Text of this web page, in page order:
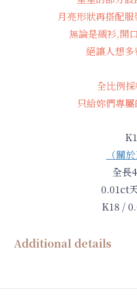
月亮形狀再搭配
無論是襯衫,開
絕讓人想多
全比例
只給妳們專
（關於
全長
0.01ct
K18 /
Additional details